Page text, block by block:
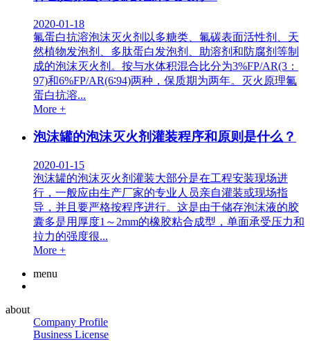
2020-01-18
氟蛋白抗溶泡沫灭火剂以多糖类、氟碳表面活性剂、天
然植物发泡剂、多肽蛋白发泡剂、助溶剂和防腐剂等制
成的泡沫灭火剂。按与水体积混合比分为3%FP/AR(3：
97)和6%FP/AR(6∶94)两种，保质期为两年。灭火原理氟
蛋白抗溶...
More +
泡沫罐的泡沫灭火剂灌装程序和原则是什么？
2020-01-15
泡沫罐的泡沫灭火剂灌装大部分是在工程安装现场进
行，一般应由生产厂家的专业人员亲自灌装或现场指
导，并且要严格按程序进行。这是由于储存泡沫液的胶
囊多是用厚度1～2mm的橡胶粘合成型，单面承受压力和
拉力的强度很...
More +
menu
about
Company Profile
Business License